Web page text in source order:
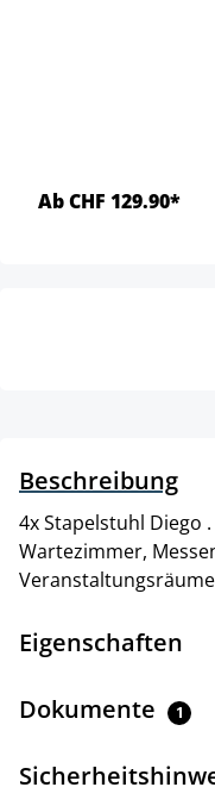
Ab CHF 129.90*
Beschreibung
4x Stapelstuhl Diego
Wartezimmer,
Eigenschaften
Dokumente 1